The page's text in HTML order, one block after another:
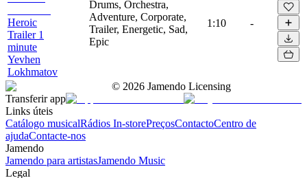
Heroic
Trailer 1
minute
Yevhen
Lokhmatov
Drums, Orchestra,
Adventure, Corporate,
Trailer, Energetic, Sad,
Epic
1:10 -
© 2026 Jamendo Licensing
Transferir app
Links úteis
Catálogo musicalRádios In-storePreçosContactoCentro de
ajudaContacte-nos
Jamendo
Jamendo para artistasJamendo Music
Legal